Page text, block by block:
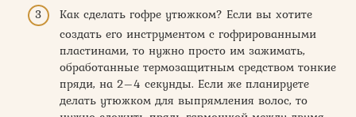
Как сделать гофре утюжком? Если вы хотите
создать его инструментом с гофрированными
пластинами, то нужно просто им зажимать,
обработанные термозащитным средством тонкие
пряди, на 2–4 секунды. Если же планируете
делать утюжком для выпрямления волос, то